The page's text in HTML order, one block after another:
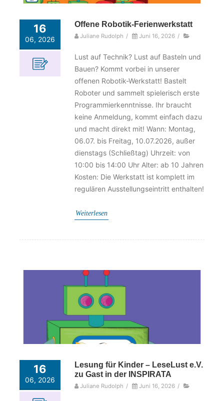
16
06, 2026
Offene Robotik-Ferienwerkstatt
Juliane Rudolph / Juni 16, 2026 /
Lust auf Technik? Lust auf Basteln und
Bauen? Kommt vorbei in unserer
offenen Robotik-Werkstatt! Bastelt
Roboter und sammelt spielerisch erste
Programmierkenntnisse. Ihr braucht
keine Anmeldung, kommt einfach dazu
und macht direkt mit! Wann: Montag,
06.07. bis Freitag, 10.07.2026, außer
dienstags (Schließtag) Uhrzeit: von
10:00 bis 14:00 Uhr Alter: ab 10 Jahren
Kosten: Die Werkstatt ist komplett im
regulären Ausstellungseintritt enthalten!
Weiterlesen
16
06, 2026
Lesung für Kinder – LeseLust e.V.
zu Gast in der INSPIRATA
Juliane Rudolph / Juni 16, 2026 /